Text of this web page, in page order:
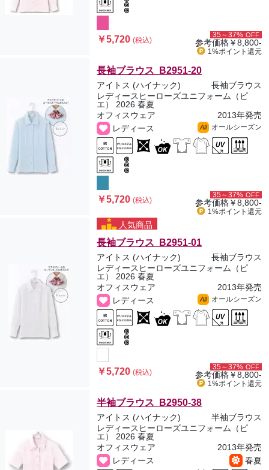
￥5,720(税込)
35～37% OFF
参考価格￥8,800-
1%ポイント 還元
長袖ブラウス B2951-20
アイトス (ハイナック)
長袖ブラウス
レディースヒーローズユニフォーム（ピ
エ） 2026 春夏
オフィスウェア
2013年発売
レディース
All オールシーズン
￥5,720(税込)
35～37% OFF
参考価格￥8,800-
1%ポイント 還元
人気商品
長袖ブラウス B2951-01
アイトス (ハイナック)
長袖ブラウス
レディースヒーローズユニフォーム（ピ
エ） 2026 春夏
オフィスウェア
2013年発売
レディース
All オールシーズン
￥5,720(税込)
35～37% OFF
参考価格￥8,800-
1%ポイント 還元
半袖ブラウス B2950-38
アイトス (ハイナック)
半袖ブラウス
レディースヒーローズユニフォーム（ピ
エ） 2026 春夏
オフィスウェア
2013年発売
レディース
春夏